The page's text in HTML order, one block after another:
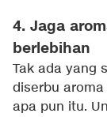
4. Jaga
berlebihan
Tak ada yang
diserbu
apa pun itu.